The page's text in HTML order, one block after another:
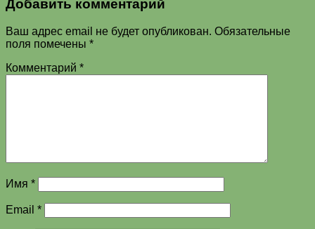
Добавить комментарий
Ваш адрес email не будет опубликован. Обязательные
поля помечены *
Комментарий *
Имя *
Email *